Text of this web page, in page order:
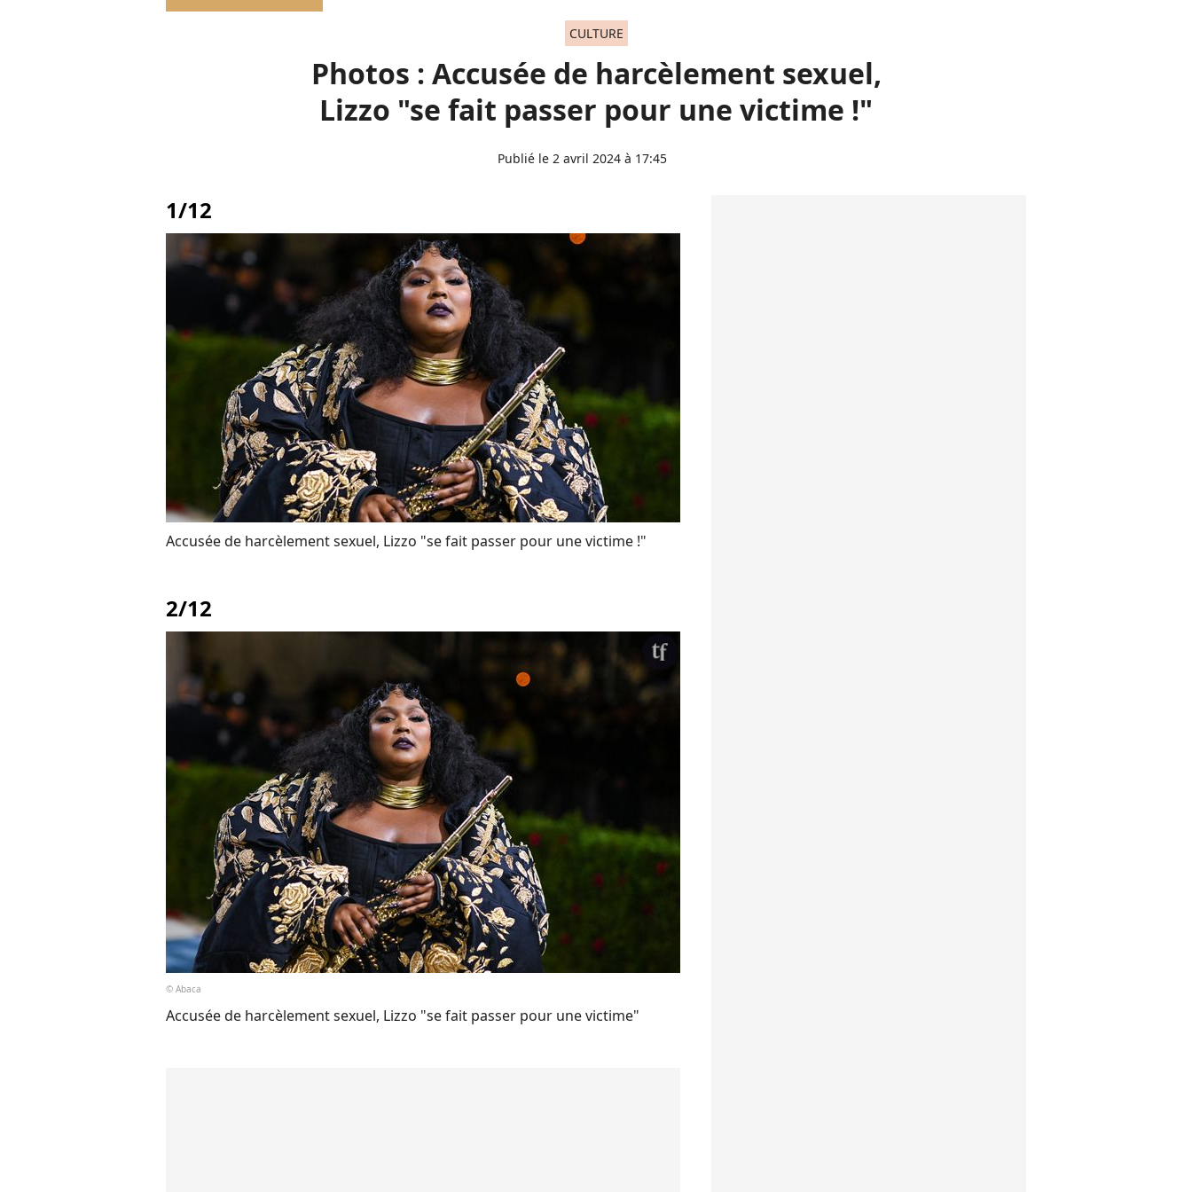
CULTURE
Photos : Accusée de harcèlement sexuel,
Lizzo "se fait passer pour une victime !"
Publié le 2 avril 2024 à 17:45
1/12
Accusée de harcèlement sexuel, Lizzo "se fait passer pour une victime !"
2/12
© Abaca
Accusée de harcèlement sexuel, Lizzo "se fait passer pour une victime"